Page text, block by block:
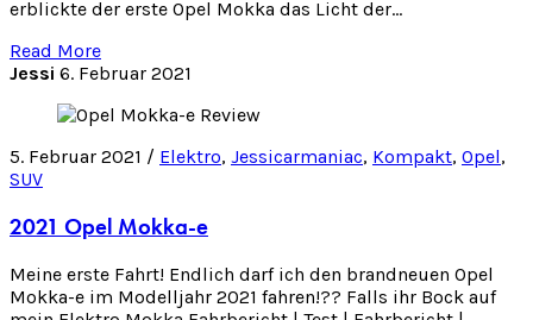
erblickte der erste Opel Mokka das Licht der…
Read More
Jessi 6. Februar 2021
5. Februar 2021 / Elektro, Jessicarmaniac, Kompakt, Opel,
SUV
2021 Opel Mokka-e
Meine erste Fahrt! Endlich darf ich den brandneuen Opel
Mokka-e im Modelljahr 2021 fahren!?? Falls ihr Bock auf